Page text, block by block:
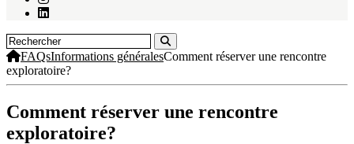
FAQsInformations généralesComment réserver une rencontre
exploratoire?
Comment réserver une rencontre
exploratoire?